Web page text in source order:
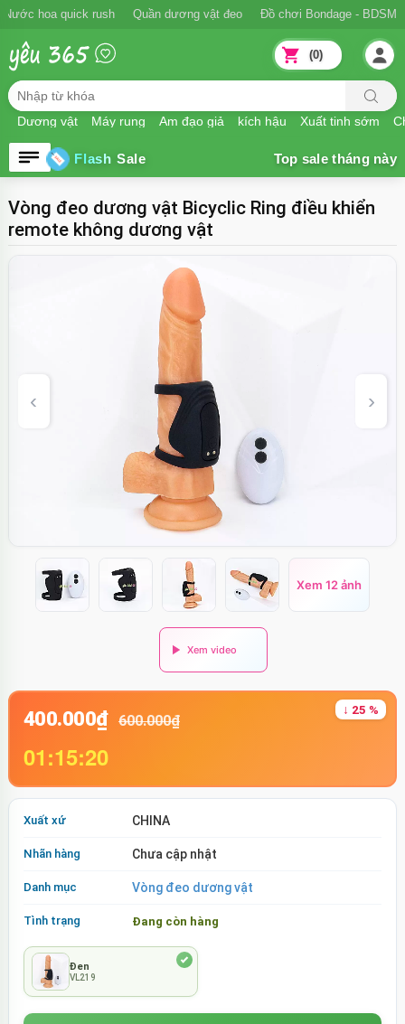
Nước hoa quick rush Quần dương vật đeo Đồ chơi Bondage - BDSM
Dương vật Máy rung Âm đạo giả kích hậu Xuất tinh sớm
(0)
Flash Sale
Vòng đeo dương vật Bicyclic Ring điều khiển
remote không dương vật
Xem 12 ảnh
400.000₫ 600.000₫
↓ 25 %
01:15:19
Xuất xứ CHINA
Nhãn hàng Chưa cập nhật
Danh mục Vòng đeo dương vật
Tình trạng Đang còn hàng
Đen
VL219